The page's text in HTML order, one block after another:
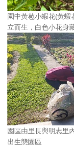
園中黃苞小蝦花(黃
立而生，白色小花身
園區由里長與明志里
出生態園區